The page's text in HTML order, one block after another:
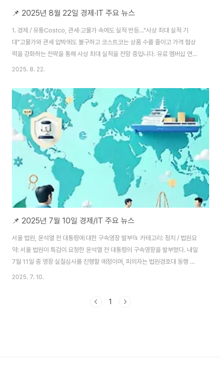
📌 2025년 8월 22일 경제·IT 주요 뉴스
️1. 경제 / 유통Costco, 관세·고물가 속에도 실적 반등…"사상 최대 실적 기
대"고물가와 관세 압박에도 불구하고 코스트코는 상품 수를 줄이고 가격 협상
력을 강화하는 전략을 통해 사상 최대 실적을 전망 중입니다. 유료 멤버십 연회
비 모델이 수익성 개선의 핵심으로 꼽히고 있어요.#코스트코 #유통혁신 #수
이츠와 회동…"AI·공공보건·SMR 협력 논의"이재명 대통령이 방한한 빌 게이
츠 게이츠재단 이사장을 접견했습니다. 양측은 AI 산업, 글로벌 보건 협력, 소형
모듈형 원자로(SMR) 등 미래 첨단분야에서의 상호 협력 강화를 논의했어요.#
이재명 #빌게이츠 #공공보건협력기사보기 (대통령실)3. 산업 / 에너지 인프라
한전KPS,..
2025. 8. 22.
📌 2025년 7월 10일 경제/IT 주요 뉴스
서울 법원, 윤석열 전 대통령에 대한 구속영장 발부📂 카테고리: 정치 / 법원요
약: 서울 법원이 특검이 요청한 윤석열 전 대통령의 구속영장을 발부했다. 내일
7월 11일 중 영장 실질심사를 진행할 예정이며, 피의자는 법원경호대 동행 하
에 이동할 전망이다.🏷️ 해시태그: #윤석열 #구속영장 #법원🔗 기사보기한국
약: 금융위원회·금감원·한국거래소가 “원스트라이크 아웃” 제도 도입 등 불공
2025. 7. 10.
1